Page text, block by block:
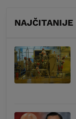
NAJČITANIJE